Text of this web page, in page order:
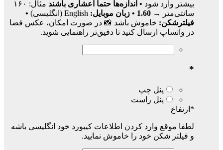
بیشتر وارد شود • اندازه‌ها حتماً اعشاری باشند
مثال: ۱۶۰
سانتی‌متر → 1.60 • زبان موبایل:
•
فیلترشکن: خاموش باشد 📸 در صورت امکان، عکس فضا
در واتساپ ارسال کنید تا دقیق‌تر راهنمایی شوید.
*
پنل چپ
پنل راست
* ارتفاع
لطفا موقع وارد کردن اطلاعات کیبورد خود انگلیسی باشه
و فیلتر شکن خود را خاموش نمایید.